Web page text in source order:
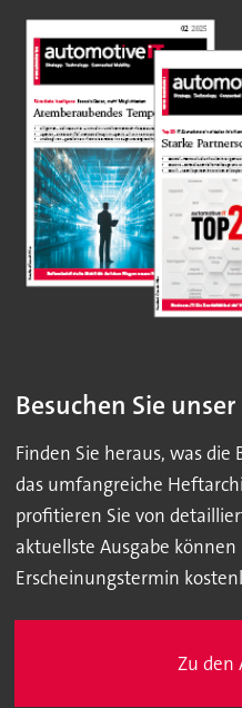
Besuchen Sie
Finden Sie heraus, was
das umfangreiche
profitieren Sie von
aktuellste Ausgabe können
Erscheinungstermin
Zu den